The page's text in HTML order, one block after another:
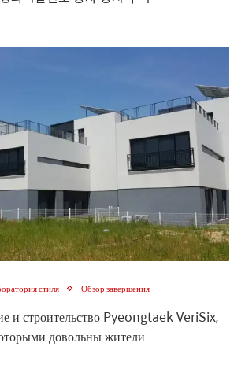
стиля Обзор завершения
и строительство Pyeongtaek VeriSix,
довольны жители